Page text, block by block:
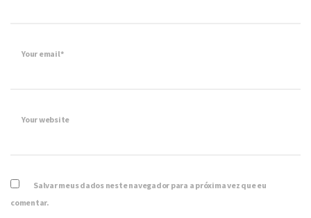
Your email*
Your website
Salvar meus dados neste navegador para a próxima vez que eu
comentar.